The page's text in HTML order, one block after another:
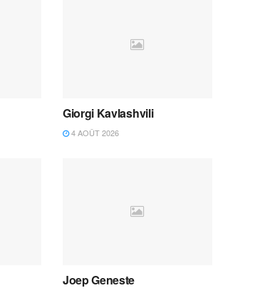
Giorgi Kavlashvili
4 AOÛT 2026
Joep Geneste